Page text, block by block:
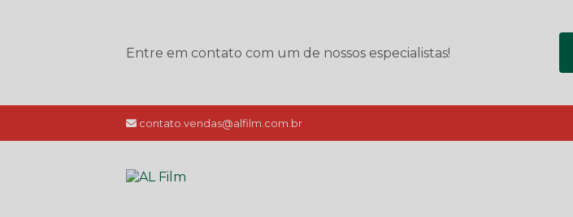
Entre em contato com um de nossos especialistas!
contato.vendas@alfilm.com.br